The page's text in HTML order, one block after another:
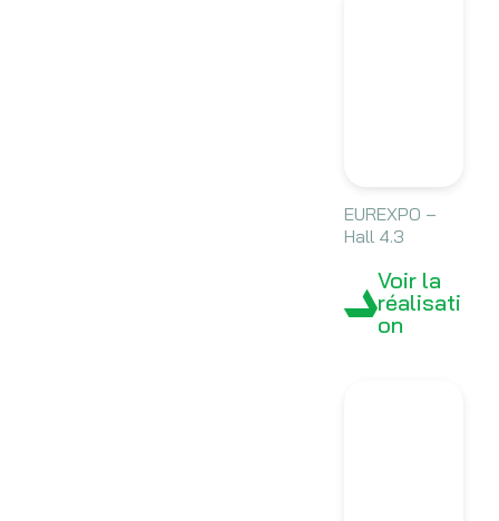
EUREXPO –
Hall 4.3
Voir la
réalisati
on